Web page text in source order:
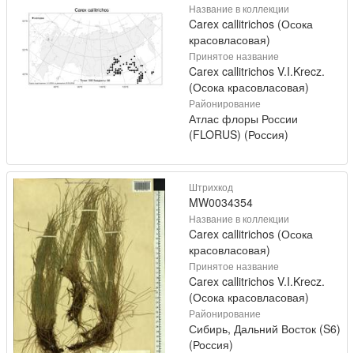
Название в коллекции
Carex callitrichos (Осока
красовласовая)
Принятое название
Carex callitrichos V.I.Krecz.
(Осока красовласовая)
Районирование
Атлас флоры России
(FLORUS) (Россия)
Штрихкод
MW0034354
Название в коллекции
Carex callitrichos (Осока
красовласовая)
Принятое название
Carex callitrichos V.I.Krecz.
(Осока красовласовая)
Районирование
Сибирь, Дальний Восток (S6)
(Россия)